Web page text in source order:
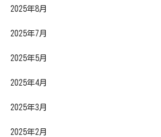
2025年8月
2025年7月
2025年5月
2025年4月
2025年3月
2025年2月